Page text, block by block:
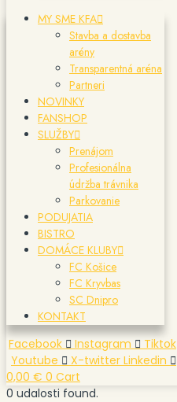
MY SME KFA
Stavba a dostavba
arény
Transparentná aréna
Partneri
NOVINKY
FANSHOP
SLUŽBY
Prenájom
Profesionálna
údržba trávnika
Parkovanie
PODUJATIA
BISTRO
DOMÁCE KLUBY
FC Košice
FC Kryvbas
SC Dnipro
KONTAKT
Facebook
Instagram
Tiktok
Youtube
X-twitter Linkedin
0,00 € 0 Cart
0 udalosti found.